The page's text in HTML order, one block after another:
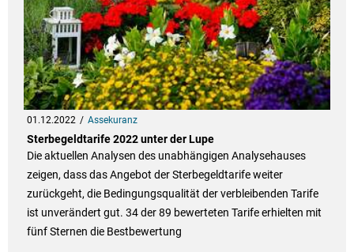
01.12.2022 Assekuranz
Sterbegeldtarife 2022 unter der Lupe
Die aktuellen Analysen des unabhängigen Analysehauses
zeigen, dass das Angebot der Sterbegeldtarife weiter
zurückgeht, die Bedingungsqualität der verbleibenden Tarife
ist unverändert gut. 34 der 89 bewerteten Tarife erhielten mit
fünf Sternen die Bestbewertung